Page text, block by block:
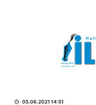
05.06.2021 14:51